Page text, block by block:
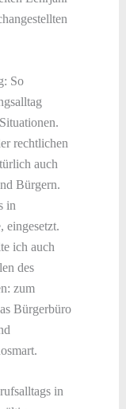
So
rechtlichen
auch
Bürgern.
in
eingesetzt.
ich auch
des
zum
Bürgerbüro
in